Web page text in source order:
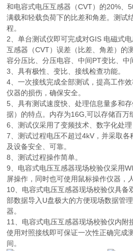
和电容式电压互感器（CVT）的20%、
满载和轻载负荷下的比差和角差。测试
程。
2、单台测试仪即可完成对GIS 电磁式
互感器（CVT）误差（比差、角差）的
容分压比、分压电容、中间PT变比、中
3、具有极性、变比、接线检查功能。
4、一次接线完成全部测试，提高工作
仪器的损伤，确保安全。
5、具有测试速度快、处理信息量多和
据）的特点。内存为16G,可以存储百万
6、测试仪采用了变频技术、数字化处理
7、测试过程电压不超过4kV，并采取各
及设备安全、可靠。
8、测试过程操作简单。
9、电容式电压互感器现场校验仪采用
屏操作，同时也可使用鼠标操作仪器，
10、电容式电压互感器现场校验仪具备
部数据导入U盘极大的方便现场数据管
器。
11、电容式电压互感器现场校验仪内附
使用对照接线即可保证一次性正确完成
间。